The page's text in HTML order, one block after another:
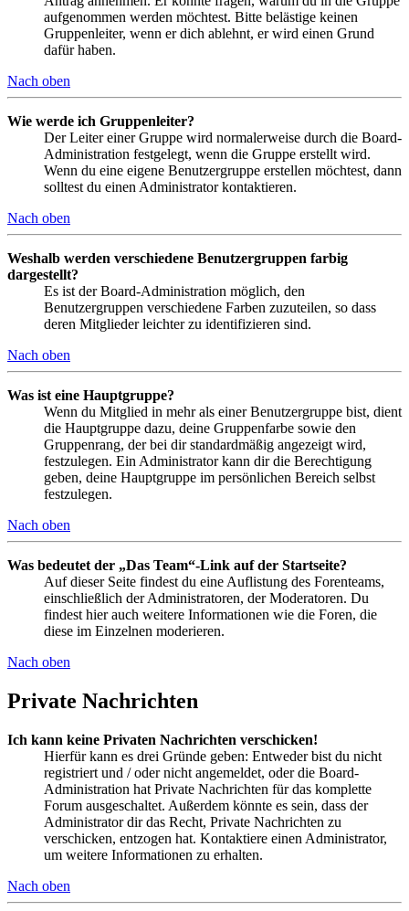
aufgenommen werden möchtest. Bitte belästige keinen
Gruppenleiter, wenn er dich ablehnt, er wird einen Grund
dafür haben.
Nach oben
Wie werde ich Gruppenleiter?
Der Leiter einer Gruppe wird normalerweise durch die Board-
Administration festgelegt, wenn die Gruppe erstellt wird.
Wenn du eine eigene Benutzergruppe erstellen möchtest, dann
solltest du einen Administrator kontaktieren.
Nach oben
Weshalb werden verschiedene Benutzergruppen farbig
dargestellt?
Es ist der Board-Administration möglich, den
Benutzergruppen verschiedene Farben zuzuteilen, so dass
deren Mitglieder leichter zu identifizieren sind.
Nach oben
Was ist eine Hauptgruppe?
Wenn du Mitglied in mehr als einer Benutzergruppe bist, dient
die Hauptgruppe dazu, deine Gruppenfarbe sowie den
Gruppenrang, der bei dir standardmäßig angezeigt wird,
festzulegen. Ein Administrator kann dir die Berechtigung
geben, deine Hauptgruppe im persönlichen Bereich selbst
festzulegen.
Nach oben
Was bedeutet der „Das Team“-Link auf der Startseite?
Auf dieser Seite findest du eine Auflistung des Forenteams,
einschließlich der Administratoren, der Moderatoren. Du
findest hier auch weitere Informationen wie die Foren, die
diese im Einzelnen moderieren.
Nach oben
Private Nachrichten
Ich kann keine Privaten Nachrichten verschicken!
Hierfür kann es drei Gründe geben: Entweder bist du nicht
registriert und / oder nicht angemeldet, oder die Board-
Administration hat Private Nachrichten für das komplette
Forum ausgeschaltet. Außerdem könnte es sein, dass der
Administrator dir das Recht, Private Nachrichten zu
verschicken, entzogen hat. Kontaktiere einen Administrator,
um weitere Informationen zu erhalten.
Nach oben